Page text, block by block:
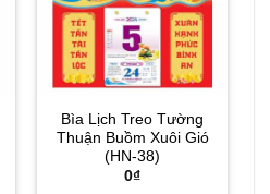
Bìa Lịch Treo Tường
Thuận Buồm Xuôi Gió
(HN-38)
0₫